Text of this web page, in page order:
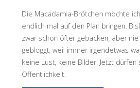
Die Macadamia-Brötchen möchte
endlich mal auf den Plan bringen.
zwar schon öfter gebacken, aber
gebloggt, weil immer irgendetwas
keine Lust, keine Bilder. Jetzt
Öffentlichkeit.